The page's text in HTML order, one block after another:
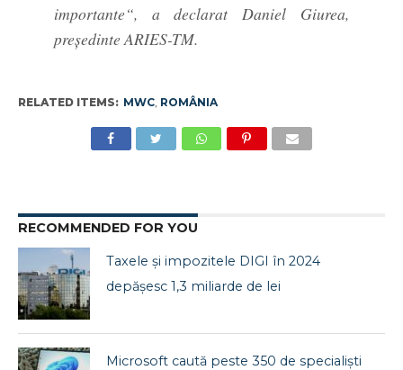
importante“, a declarat Daniel Giurea,
președinte ARIES-TM.
RELATED ITEMS: MWC, ROMÂNIA
RECOMMENDED FOR YOU
Taxele și impozitele DIGI în 2024
depășesc 1,3 miliarde de lei
Microsoft caută peste 350 de specialiști